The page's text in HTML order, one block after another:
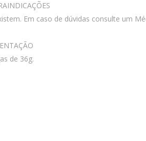
Em caso de dúvidas consulte um
de 36g.